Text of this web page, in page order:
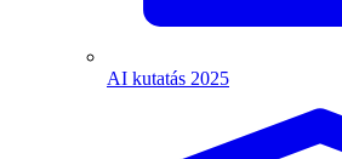
AI kutatás 2025